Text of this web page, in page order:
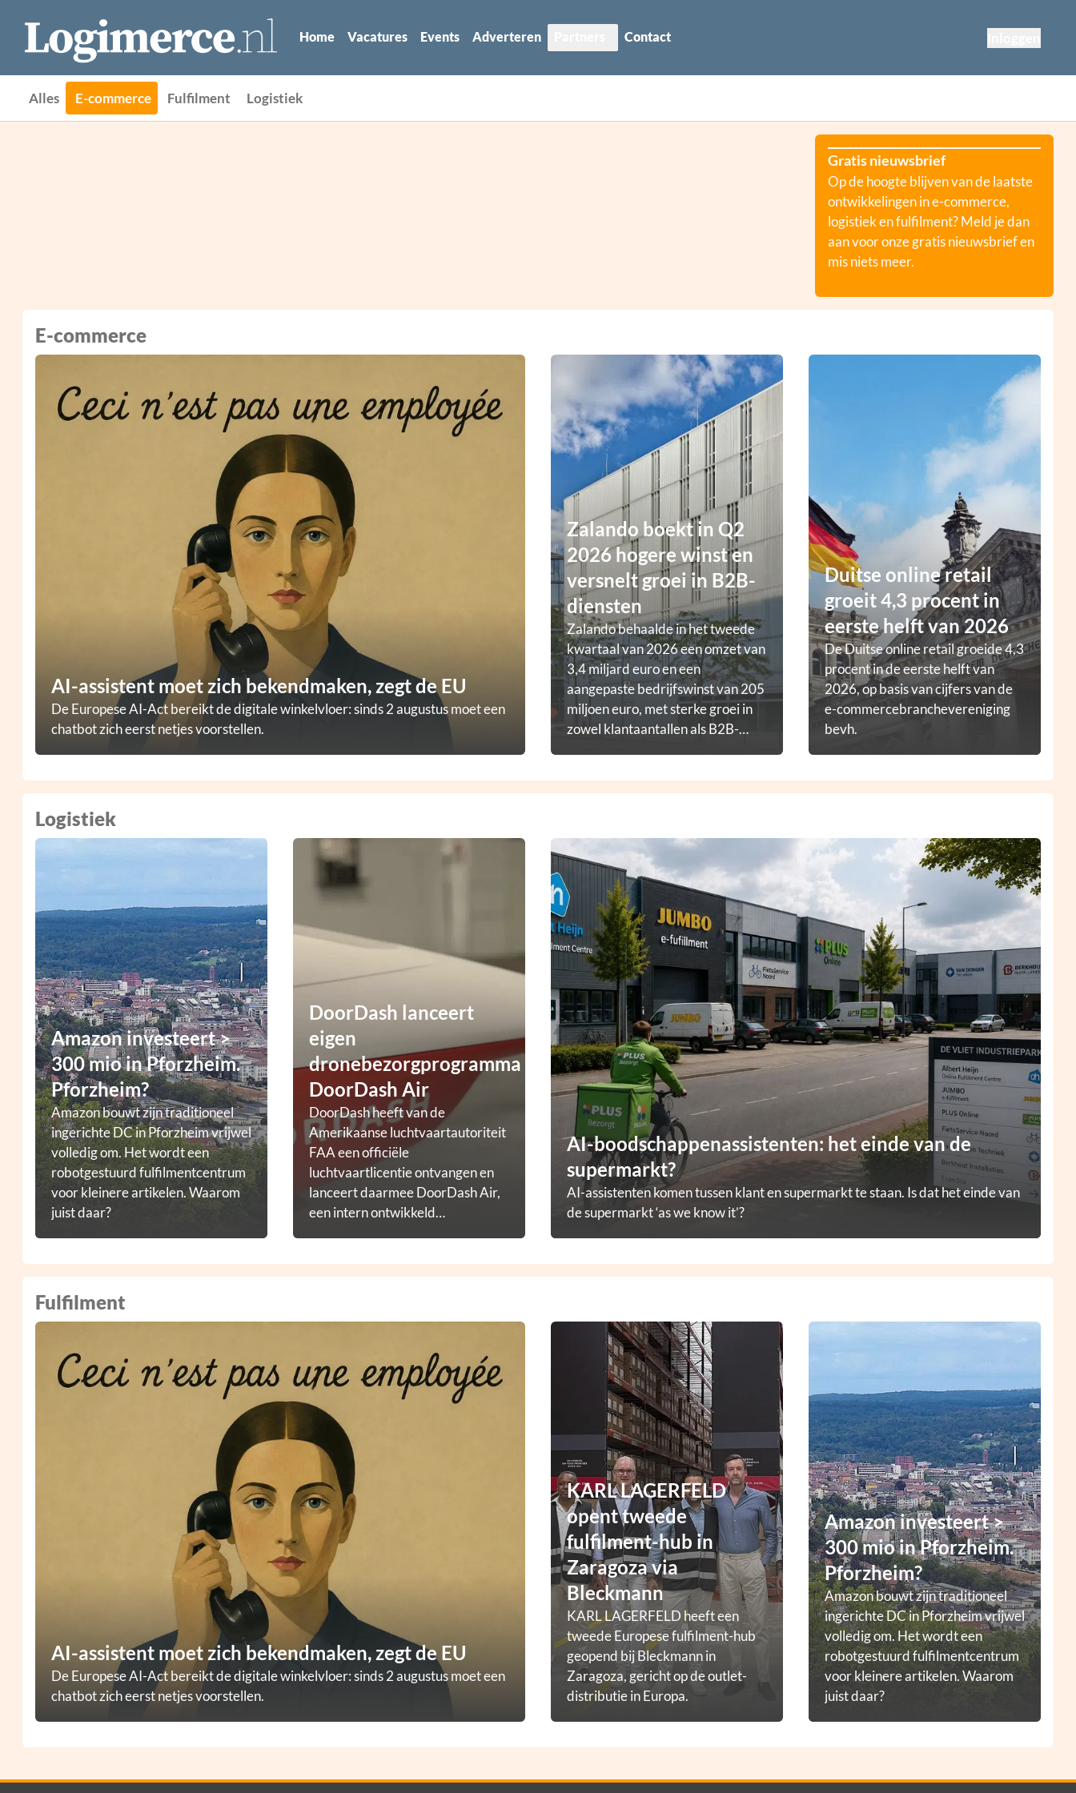
Home Vacatures Events Adverteren Contact
Alles E-commerce Fulfilment Logistiek
Gratis nieuwsbrief
Op de hoogte blijven van de laatste
ontwikkelingen in e-commerce,
logistiek en fulfilment? Meld je dan
aan voor onze gratis nieuwsbrief en
mis niets meer.
E-commerce
AI-assistent moet zich bekendmaken, zegt de EU
De Europese AI-Act bereikt de digitale winkelvloer: sinds 2 augustus moet een
chatbot zich eerst netjes voorstellen.
Zalando boekt in Q2
2026 hogere winst en
versnelt groei in B2B-
diensten
Zalando behaalde in het tweede
kwartaal van 2026 een omzet van
3,4 miljard euro en een
aangepaste bedrijfswinst van 205
miljoen euro, met sterke groei in
zowel klantaantallen als B2B-
Duitse online retail
groeit 4,3 procent in
eerste helft van 2026
De Duitse online retail groeide 4,3
procent in de eerste helft van
2026, op basis van cijfers van de
e-commercebranchevereniging
bevh.
Logistiek
AI-boodschappenassistenten: het einde van de
supermarkt?
AI-assistenten komen tussen klant en supermarkt te staan. Is dat het einde van
de supermarkt ‘as we know it’?
Amazon investeert >
300 mio in Pforzheim.
Pforzheim?
Amazon bouwt zijn traditioneel
ingerichte DC in Pforzheim vrijwel
volledig om. Het wordt een
robotgestuurd fulfilmentcentrum
voor kleinere artikelen. Waarom
juist daar?
DoorDash lanceert
eigen
dronebezorgprogramma
DoorDash Air
DoorDash heeft van de
Amerikaanse luchtvaartautoriteit
FAA een officiële
luchtvaartlicentie ontvangen en
lanceert daarmee DoorDash Air,
een intern ontwikkeld
Fulfilment
AI-assistent moet zich bekendmaken, zegt de EU
De Europese AI-Act bereikt de digitale winkelvloer: sinds 2 augustus moet een
chatbot zich eerst netjes voorstellen.
KARL LAGERFELD
opent tweede
fulfilment-hub in
Zaragoza via
Bleckmann
KARL LAGERFELD heeft een
tweede Europese fulfilment-hub
geopend bij Bleckmann in
Zaragoza, gericht op de outlet-
distributie in Europa.
Amazon investeert >
300 mio in Pforzheim.
Pforzheim?
Amazon bouwt zijn traditioneel
ingerichte DC in Pforzheim vrijwel
volledig om. Het wordt een
robotgestuurd fulfilmentcentrum
voor kleinere artikelen. Waarom
juist daar?